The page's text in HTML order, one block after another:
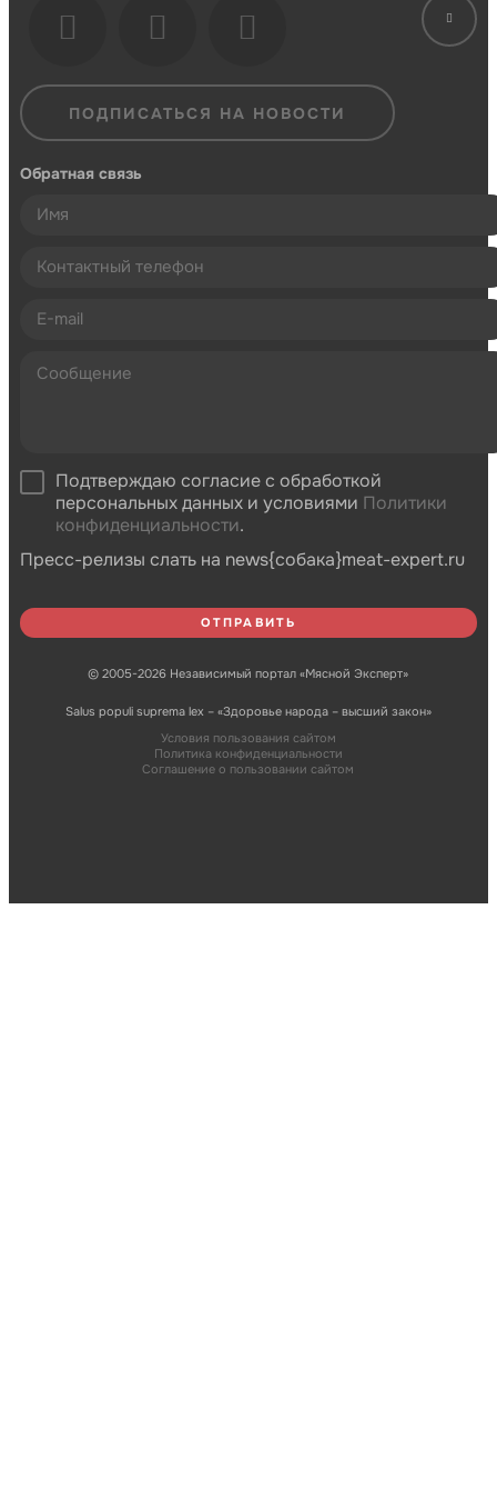
ПОДПИСАТЬСЯ НА НОВОСТИ
Обратная связь
Подтверждаю согласие с обработкой
персональных данных и условиями Политики
конфиденциальности.
Пресс-релизы слать на news{собака}meat-expert.ru
© 2005-2026 Независимый портал «Мясной Эксперт»
Salus populi suprema lex – «Здоровье народа – высший закон»
Условия пользования сайтом
Политика конфиденциальности
Соглашение о пользовании сайтом